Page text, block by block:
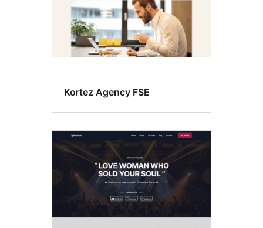
Kortez Agency FSE